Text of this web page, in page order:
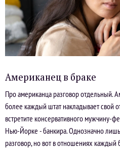
Американец в браке
Про американца разговор отдельный.
более каждый штат накладывает свой
встретите консервативного мужчину-
Нью-Йорке - банкира. Однозначно
разговор, но вот в отношениях каждый